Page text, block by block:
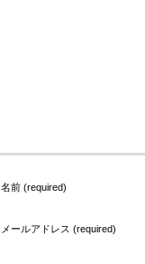
名前 (required)
メールアドレス (required)